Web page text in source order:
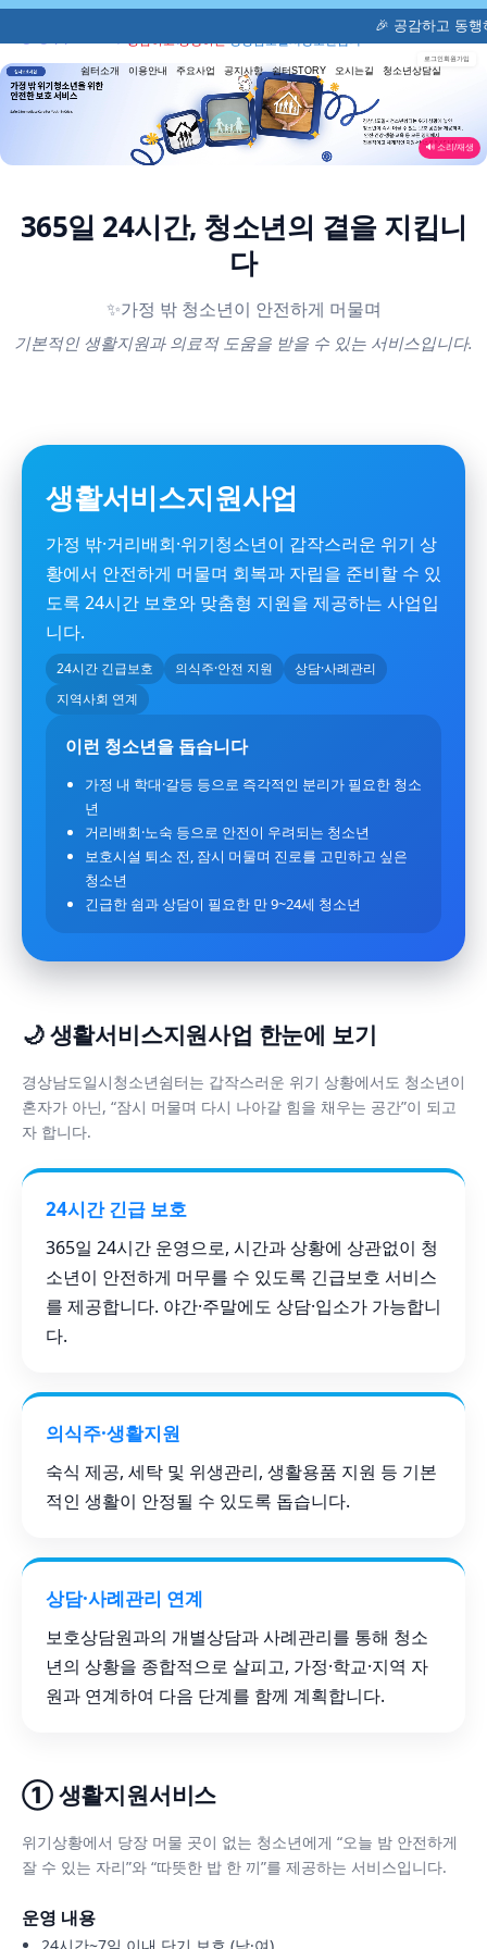
🎉 공감하고 동행하는
쉼터소개 이용안내 주요사업 공지사항 쉼터STORY 오시는길 청소년상담실
🔊 소리/재생
365일 24시간, 청소년의 곁을 지킵니
다
✨가정 밖 청소년이 안전하게 머물며
기본적인 생활지원과 의료적 도움을 받을 수 있는 서비스입니다.
생활서비스지원사업
가정 밖·거리배회·위기청소년이 갑작스러운 위기 상
황에서 안전하게 머물며 회복과 자립을 준비할 수 있
도록 24시간 보호와 맞춤형 지원을 제공하는 사업입
니다.
24시간 긴급보호 의식주·안전 지원
상담·사례관리
지역사회 연계
이런 청소년을 돕습니다
가정 내 학대·갈등 등으로 즉각적인 분리가 필요한 청소
년
거리배회·노숙 등으로 안전이 우려되는 청소년
보호시설 퇴소 전, 잠시 머물며 진로를 고민하고 싶은
청소년
긴급한 쉼과 상담이 필요한 만 9~24세 청소년
🌙 생활서비스지원사업 한눈에 보기
경상남도일시청소년쉼터는 갑작스러운 위기 상황에서도 청소년이
혼자가 아닌, “잠시 머물며 다시 나아갈 힘을 채우는 공간”이 되고
자 합니다.
24시간 긴급 보호
365일 24시간 운영으로, 시간과 상황에 상관없이 청
소년이 안전하게 머무를 수 있도록 긴급보호 서비스
를 제공합니다. 야간·주말에도 상담·입소가 가능합니
다.
의식주·생활지원
숙식 제공, 세탁 및 위생관리, 생활용품 지원 등 기본
적인 생활이 안정될 수 있도록 돕습니다.
상담·사례관리 연계
보호상담원과의 개별상담과 사례관리를 통해 청소
년의 상황을 종합적으로 살피고, 가정·학교·지역 자
원과 연계하여 다음 단계를 함께 계획합니다.
① 생활지원서비스
위기상황에서 당장 머물 곳이 없는 청소년에게 “오늘 밤 안전하게
잘 수 있는 자리”와 “따뜻한 밥 한 끼”를 제공하는 서비스입니다.
운영 내용
로그인회원가입